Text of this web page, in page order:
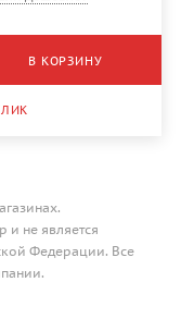
В КОРЗИНУ
и не является
Федерации. Все